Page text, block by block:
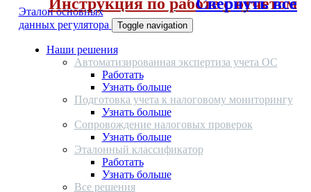
Эталон основных
данных регулятора
Toggle navigation
Наши решения
Автоматизированная экспертиза учета ОС
Работать
Узнать больше
Подготовка учета к налоговому мониторингу
Узнать больше
Сопровождение налоговых проверок
Узнать больше
Эталонный классификатор
Работать
Узнать больше
Все решения